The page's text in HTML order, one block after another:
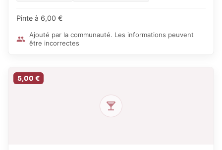
Pinte à 6,00 €
Ajouté par la communauté. Les informations peuvent
être incorrectes
5,00 €